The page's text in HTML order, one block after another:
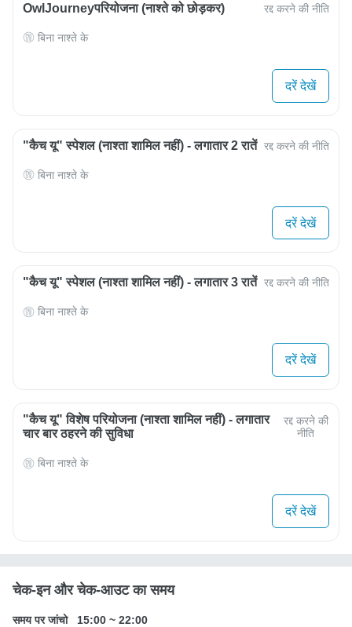
OwlJourneyपरियोजना (नाश्ते को छोड़कर) रद्द करने की नीति
बिना नाश्ते के
दरें देखें
"कैच यू" स्पेशल (नाश्ता शामिल नहीं) - लगातार 2 रातें रद्द करने की नीति
बिना नाश्ते के
दरें देखें
"कैच यू" स्पेशल (नाश्ता शामिल नहीं) - लगातार 3 रातें रद्द करने की नीति
बिना नाश्ते के
दरें देखें
"कैच यू" विशेष परियोजना (नाश्ता शामिल नहीं) - लगातार
चार बार ठहरने की सुविधा
रद्द करने की
नीति
बिना नाश्ते के
दरें देखें
चेक-इन और चेक-आउट का समय
समय पर जांचो 15:00 ~ 22:00